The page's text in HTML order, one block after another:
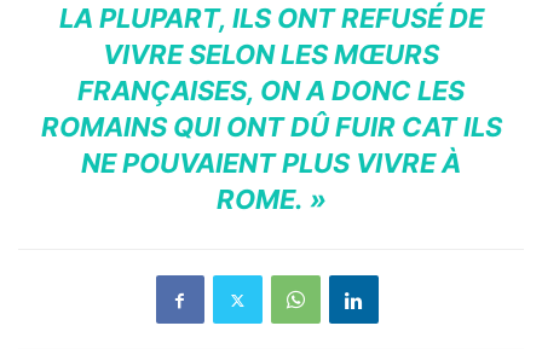
LA PLUPART, ILS ONT REFUSÉ DE
VIVRE SELON LES MŒURS
FRANÇAISES, ON A DONC LES
ROMAINS QUI ONT DÛ FUIR CAT ILS
NE POUVAIENT PLUS VIVRE À
ROME. »